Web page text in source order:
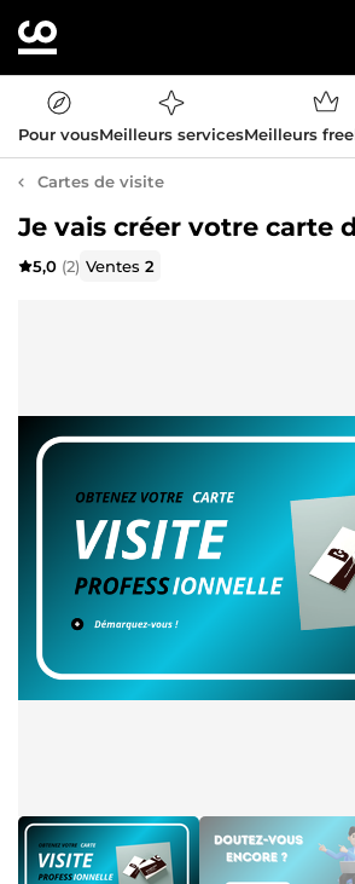
Pour vousMeilleurs servicesMeilleurs
Cartes de visite
Je vais créer votre carte
5,0 (2) Ventes2